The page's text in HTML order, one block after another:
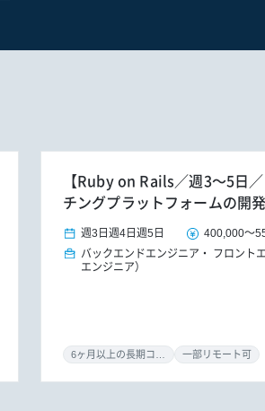
【Ruby on Rails／週3～5日
チングプラットフォームの開
週3日 週4日 週5日 400,000～
バックエンドエンジニア
フロント
エンジニア）
一部リモート可